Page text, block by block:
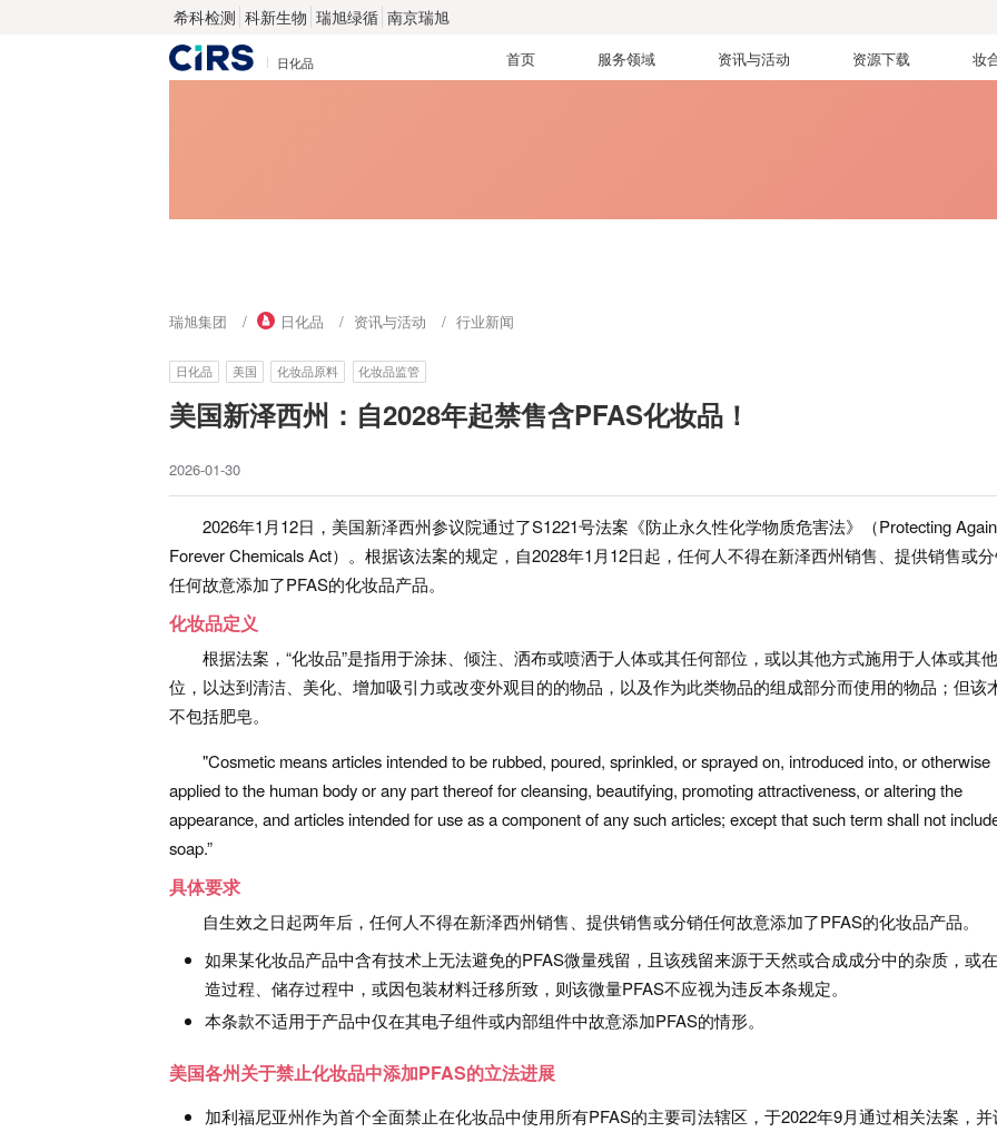
希科检测 科新生物 瑞旭绿循 南京瑞旭
日化品 首页 服务领域 资讯与活动 资源下载 妆
瑞旭集团 日化品 资讯与活动 行业新闻
日化品 美国 化妆品原料 化妆品监管
美国新泽西州：自2028年起禁售含PFAS化妆品！
2026-01-30
2026年1月12日，美国新泽西州参议院通过了S1221号法案《防止永久性化学物质危害法》（Protecting
Forever Chemicals Act）。根据该法案的规定，自2028年1月12日起，任何人不得在新泽西州销售、提供销售或
任何故意添加了PFAS的化妆品产品。
化妆品定义
根据法案，“化妆品”是指用于涂抹、倾注、洒布或喷洒于人体或其任何部位，或以其他方式施用于人体或其
位，以达到清洁、美化、增加吸引力或改变外观目的的物品，以及作为此类物品的组成部分而使用的物品；但该
不包括肥皂。
"Cosmetic means articles intended to be rubbed, poured, sprinkled, or sprayed on, introduced into, or otherwise
applied to the human body or any part thereof for cleansing, beautifying, promoting attractiveness, or altering the
appearance, and articles intended for use as a component of any such articles; except that such term shall not
soap.”
具体要求
自生效之日起两年后，任何人不得在新泽西州销售、提供销售或分销任何故意添加了PFAS的化妆品产品。
如果某化妆品产品中含有技术上无法避免的PFAS微量残留，且该残留来源于天然或合成成分中的杂质，或
造过程、储存过程中，或因包装材料迁移所致，则该微量PFAS不应视为违反本条规定。
本条款不适用于产品中仅在其电子组件或内部组件中故意添加PFAS的情形。
美国各州关于禁止化妆品中添加PFAS的立法进展
加利福尼亚州作为首个全面禁止在化妆品中使用所有PFAS的主要司法辖区，于2022年9月通过相关法案，并